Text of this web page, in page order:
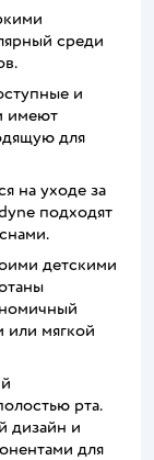
среди
и
имеют
для
на уходе за
подходят
детскими
или мягкой
рта.
дизайн и
для